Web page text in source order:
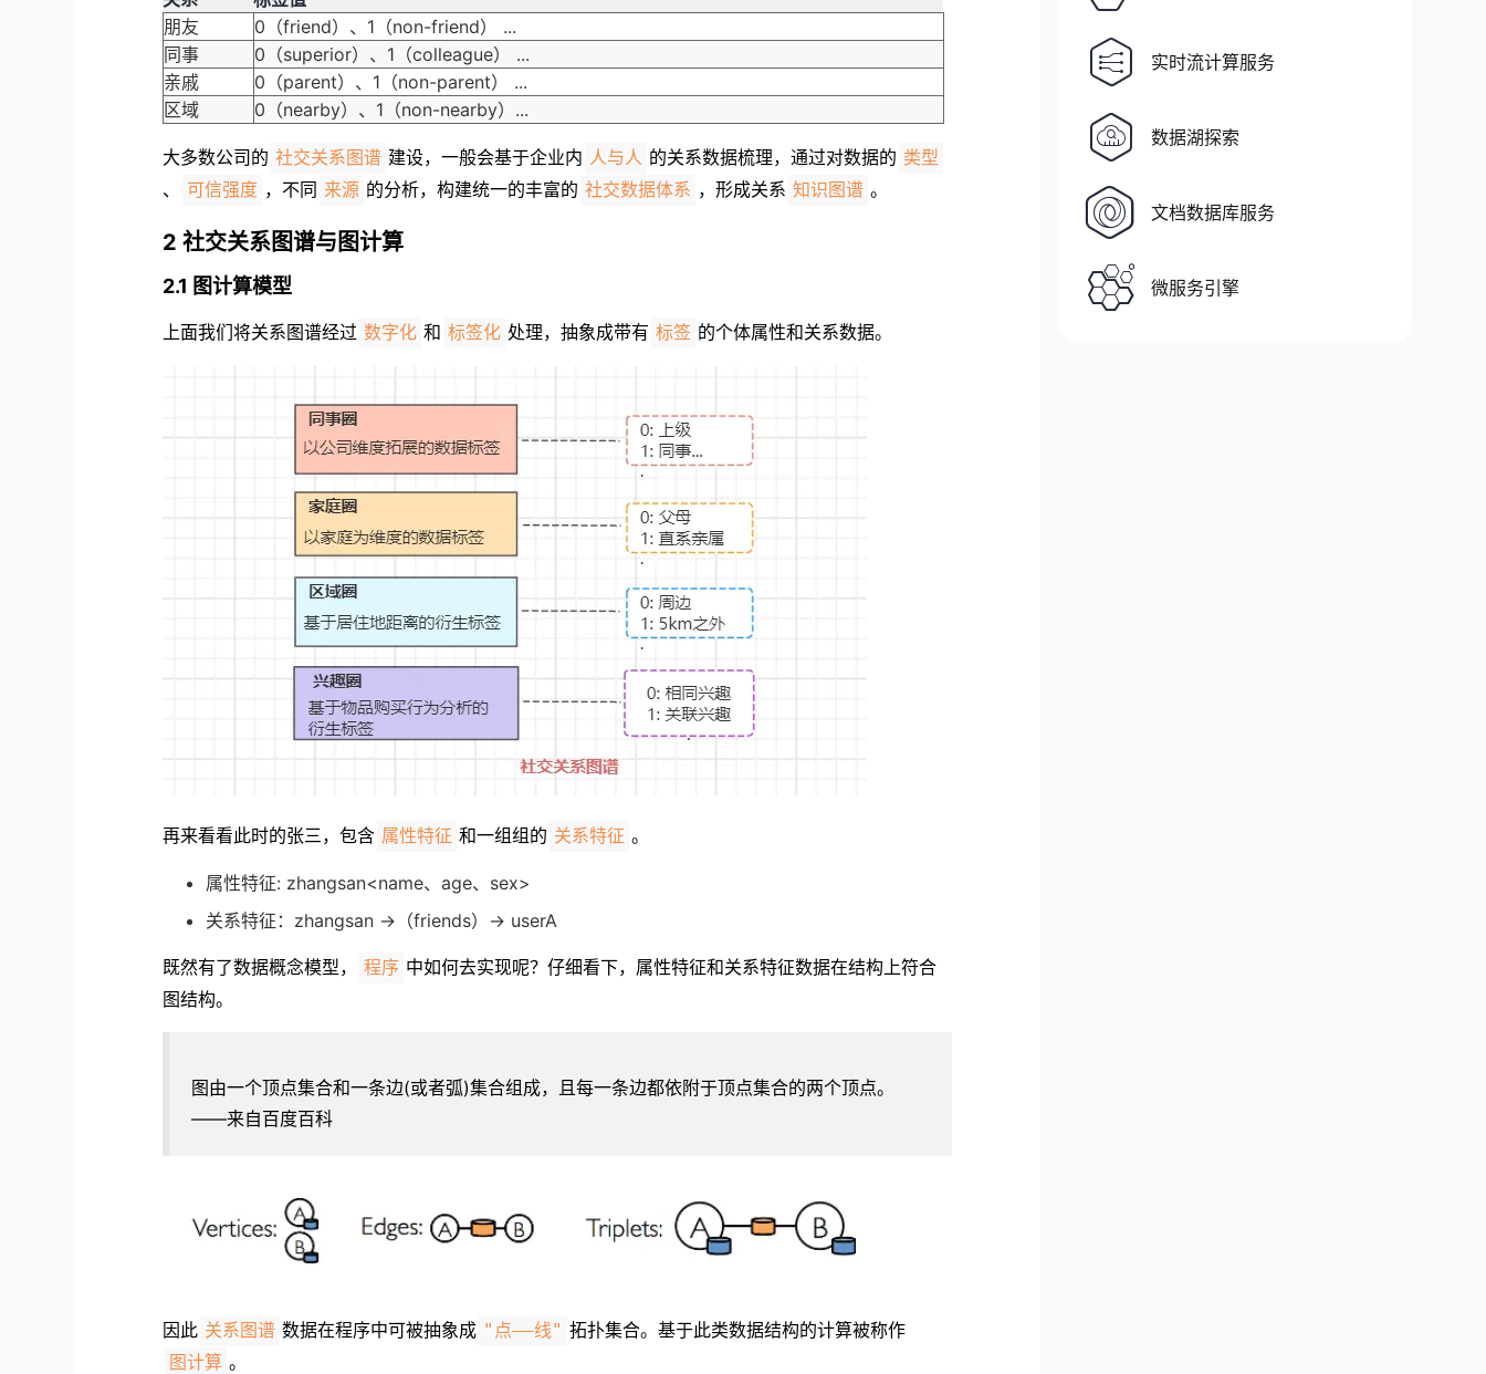
朋友
0（friend）、1（non-friend） ...
同事
0（superior）、1（colleague） ...
亲戚
0（parent）、1（non-parent） ...
区域
0（nearby）、1（non-nearby）...
大多数公司的 社交关系图谱 建设，一般会基于企业内 人与人 的关系数据梳理，通过对数据的 类型
、 可信强度 ，不同 来源 的分析，构建统一的丰富的 社交数据体系 ，形成关系 知识图谱 。
2 社交关系图谱与图计算
2.1 图计算模型
上面我们将关系图谱经过 数字化 和 标签化 处理，抽象成带有 标签 的个体属性和关系数据。
再来看看此时的张三，包含 属性特征 和一组组的 关系特征 。
属性特征: zhangsan<name、age、sex>
关系特征：zhangsan ->（friends）-> userA
既然有了数据概念模型， 程序 中如何去实现呢？仔细看下，属性特征和关系特征数据在结构上符合
图结构。
图由一个顶点集合和一条边(或者弧)集合组成，且每一条边都依附于顶点集合的两个顶点。
——来自百度百科
因此 关系图谱 数据在程序中可被抽象成 "点——线" 拓扑集合。基于此类数据结构的计算被称作
图计算 。
实时流计算服务
数据湖探索
文档数据库服务
微服务引擎